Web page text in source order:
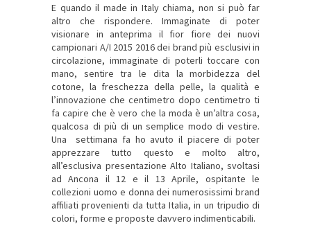
E quando il made in Italy chiama, non si può far
altro che rispondere. Immaginate di poter
visionare in anteprima il fior fiore dei nuovi
campionari A/I 2015 2016 dei brand più esclusivi in
circolazione, immaginate di poterli toccare con
mano, sentire tra le dita la morbidezza del
cotone, la freschezza della pelle, la qualità e
l’innovazione che centimetro dopo centimetro ti
fa capire che è vero che la moda è un’altra cosa,
qualcosa di più di un semplice modo di vestire.
Una settimana fa ho avuto il piacere di poter
apprezzare tutto questo e molto altro,
all’esclusiva presentazione Alto Italiano, svoltasi
ad Ancona il 12 e il 13 Aprile, ospitante le
collezioni uomo e donna dei numerosissimi brand
affiliati provenienti da tutta Italia, in un tripudio di
colori, forme e proposte davvero indimenticabili.